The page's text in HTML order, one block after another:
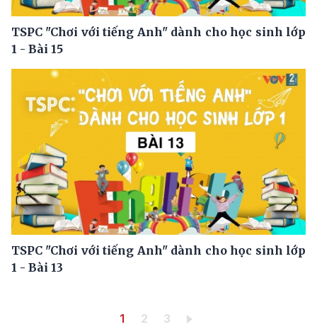
TSPC "Chơi với tiếng Anh" dành cho học sinh lớp
1 - Bài 15
TSPC "Chơi với tiếng Anh" dành cho học sinh lớp
1 - Bài 13
Trang hiện thời
1 Trang
2 Trang
3